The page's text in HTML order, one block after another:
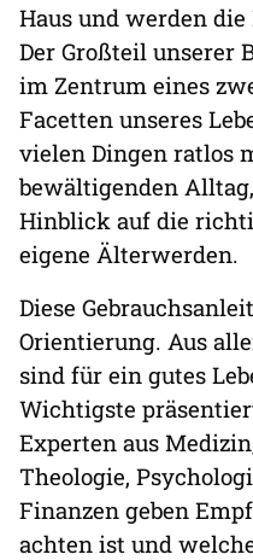
Haus und werden
Der Großteil unserer
im Zentrum eines
Facetten unseres
vielen Dingen ratlos
bewältigenden
Hinblick auf die
eigene Älterwerden.
Diese
Orientierung. Aus
sind für ein gutes
Wichtigste
Experten aus
Theologie,
Finanzen geben
achten ist und